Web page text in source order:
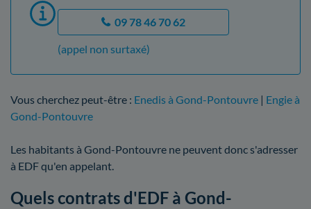
09 78 46 70 62
(appel non surtaxé)
Vous cherchez peut-être : Enedis à Gond-Pontouvre | Engie à
Gond-Pontouvre
Les habitants à Gond-Pontouvre ne peuvent donc s'adresser
à EDF qu'en appelant.
Quels contrats d'EDF à Gond-